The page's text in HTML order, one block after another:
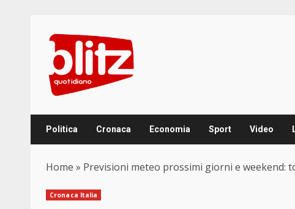
content
Politica Cronaca Economia Sport Video
Home » Previsioni meteo prossimi giorni e weekend:
Cronaca Italia